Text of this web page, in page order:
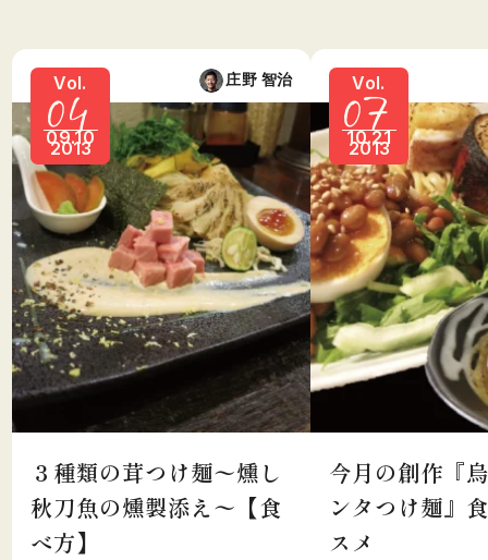
庄野 智治
Vol.
04
09.10
2013
３種類の茸つけ麺〜燻し
秋刀魚の燻製添え〜【食
べ方】
Vol.
07
10.21
2013
今月の創作『
ンタつけ麺』
スメ